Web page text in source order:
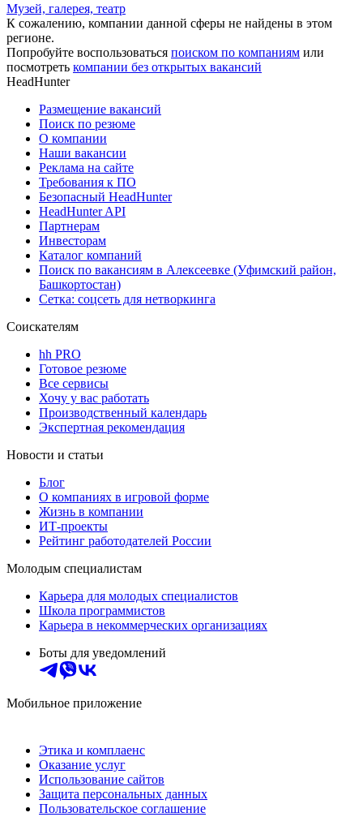
Музей, галерея, театр
К сожалению, компании данной сферы не найдены в этом
регионе.
Попробуйте воспользоваться поиском по компаниям или
посмотреть компании без открытых вакансий
HeadHunter
Размещение вакансий
Поиск по резюме
О компании
Наши вакансии
Реклама на сайте
Требования к ПО
Безопасный HeadHunter
HeadHunter API
Партнерам
Инвесторам
Каталог компаний
Поиск по вакансиям в Алексеевке (Уфимский район,
Башкортостан)
Сетка: соцсеть для нетворкинга
Соискателям
hh PRO
Готовое резюме
Все сервисы
Хочу у вас работать
Производственный календарь
Экспертная рекомендация
Новости и статьи
Блог
О компаниях в игровой форме
Жизнь в компании
ИТ-проекты
Рейтинг работодателей России
Молодым специалистам
Карьера для молодых специалистов
Школа программистов
Карьера в некоммерческих организациях
Боты для уведомлений
Мобильное приложение
Этика и комплаенс
Оказание услуг
Использование сайтов
Защита персональных данных
Пользовательское соглашение